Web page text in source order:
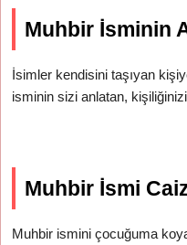
Muhbir İsminin
İsimler kendisini taşıyan
isminin sizi anlatan,
Muhbir İsmi
Muhbir ismini çocuğuma